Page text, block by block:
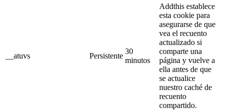
__atuvs Persistente
30
minutos
Addthis establece
esta cookie para
asegurarse de que
vea el recuento
actualizado si
comparte una
página y vuelve a
ella antes de que
se actualice
nuestro caché de
recuento
compartido.